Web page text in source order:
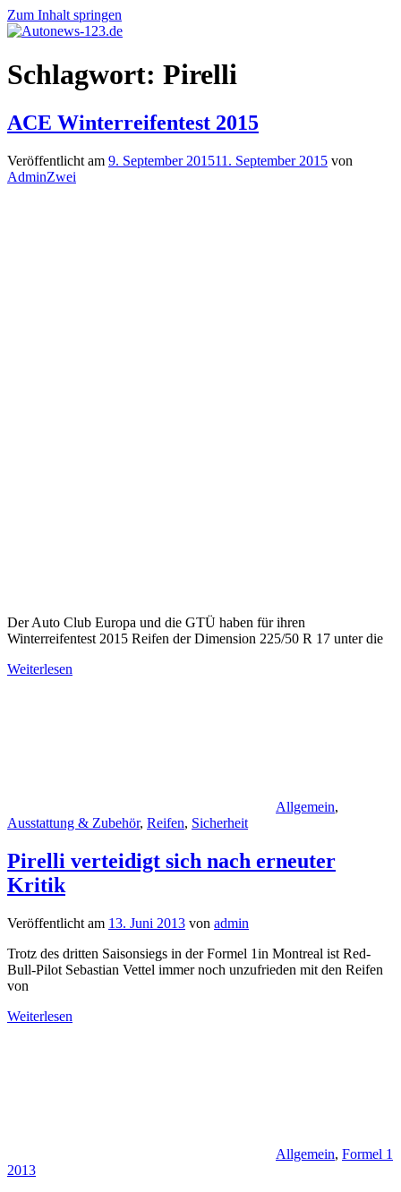
Zum Inhalt springen
Autonews-
123.de
Autonews
mit
Schlagwort: Pirelli
ACE Winterreifentest 2015
Veröffentlicht am 9. September 201511. September 2015 von
AdminZwei
Der Auto Club Europa und die GTÜ haben für ihren
Winterreifentest 2015 Reifen der Dimension 225/50 R 17 unter die
Weiterlesen
Allgemein,
Ausstattung & Zubehör, Reifen, Sicherheit
Pirelli verteidigt sich nach erneuter
Kritik
Veröffentlicht am 13. Juni 2013 von admin
Trotz des dritten Saisonsiegs in der Formel 1in Montreal ist Red-
Bull-Pilot Sebastian Vettel immer noch unzufrieden mit den Reifen
von
Weiterlesen
Allgemein, Formel 1
2013